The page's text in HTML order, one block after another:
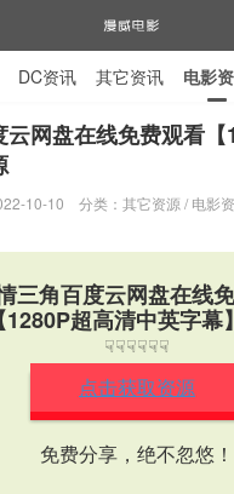
漫威电影
DC资讯 其它资讯 电影
图片
网盘在线免费观看
10-10 分类： 其它资源 / 电影
三角百度云网盘在线
【1280P超高清中英字幕
☟☟☟☟☟☟
点击获取资源
免费分享，绝不忽悠！